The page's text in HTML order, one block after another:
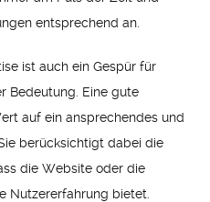
entsprechend an.
ist auch ein Gespür für
Bedeutung. Eine gute
auf ein ansprechendes und
berücksichtigt dabei die
die Website oder die
Nutzererfahrung bietet.